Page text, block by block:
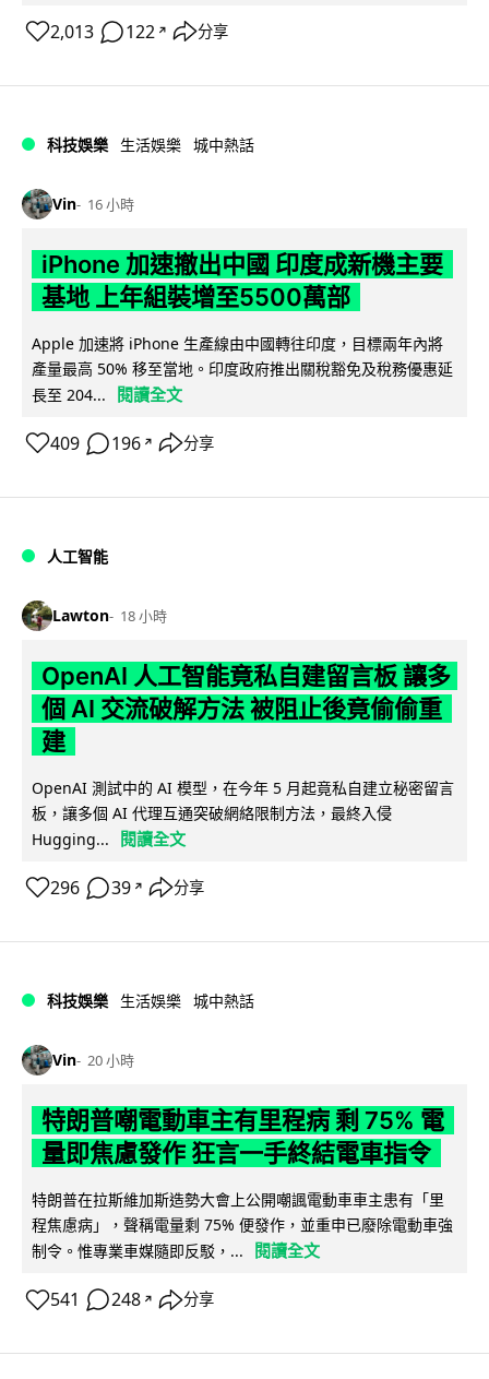
2,013 122 ↗ 分享
科技娛樂 生活娛樂 城中熱話
Vin 16 小時
iPhone 加速撤出中國 印度成新機主要
基地 上年組裝增至5500萬部
Apple 加速將 iPhone 生產線由中國轉往印度，目標兩年內將
產量最高 50% 移至當地。印度政府推出關稅豁免及稅務優惠延
長至 204...
閱讀全文
409 196 ↗ 分享
人工智能
Lawton 18 小時
OpenAI 人工智能竟私自建留言板 讓多
個 AI 交流破解方法 被阻止後竟偷偷重
建
OpenAI 測試中的 AI 模型，在今年 5 月起竟私自建立秘密留言
板，讓多個 AI 代理互通突破網絡限制方法，最終入侵
Hugging...
閱讀全文
296 39 ↗ 分享
科技娛樂 生活娛樂 城中熱話
Vin 20 小時
特朗普嘲電動車主有里程病 剩 75% 電
量即焦慮發作 狂言一手終結電車指令
特朗普在拉斯維加斯造勢大會上公開嘲諷電動車車主患有「里
程焦慮病」，聲稱電量剩 75% 便發作，並重申已廢除電動車強
制令。惟專業車媒隨即反駁，...
閱讀全文
541 248 ↗ 分享